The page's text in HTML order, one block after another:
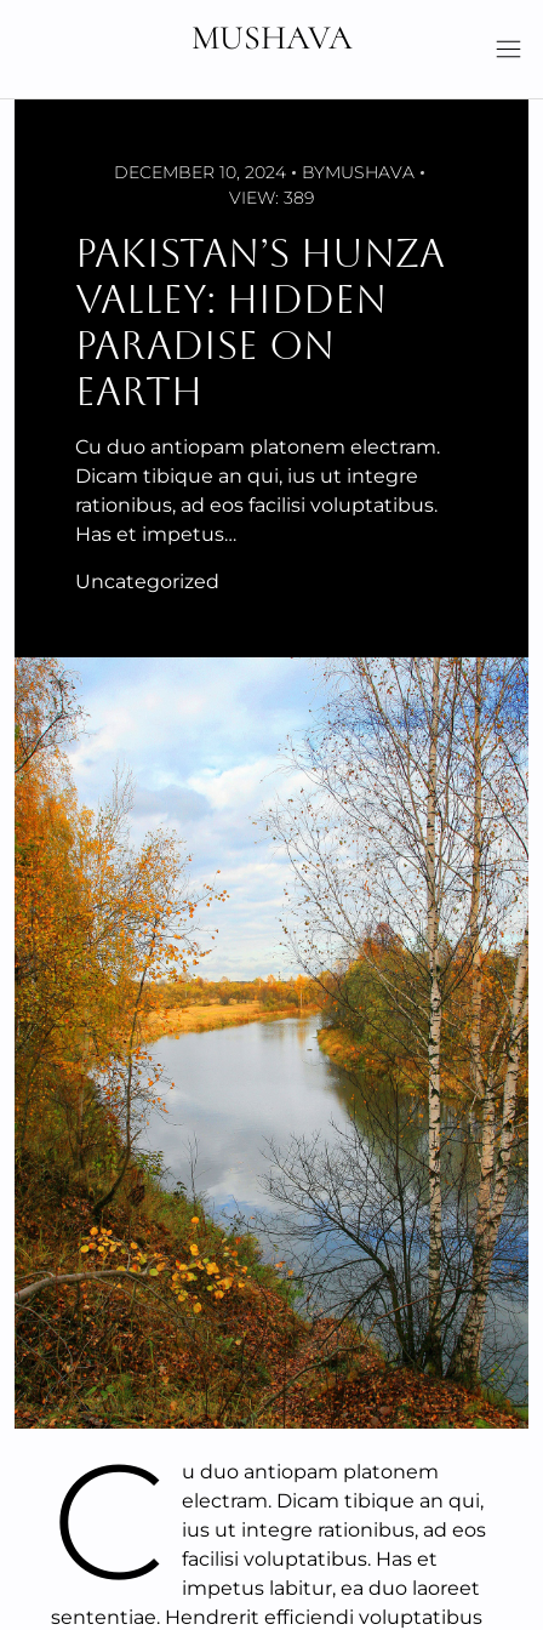
MUSHAVA
DECEMBER 10, 2024 BYMUSHAVA
VIEW: 389
PAKISTAN’S HUNZA
VALLEY: HIDDEN
PARADISE ON
EARTH
Cu duo antiopam platonem electram.
Dicam tibique an qui, ius ut integre
rationibus, ad eos facilisi voluptatibus.
Has et impetus…
Uncategorized
C
u duo antiopam platonem
electram. Dicam tibique an qui,
ius ut integre rationibus, ad eos
facilisi voluptatibus. Has et
impetus labitur, ea duo laoreet
sententiae. Hendrerit efficiendi voluptatibus